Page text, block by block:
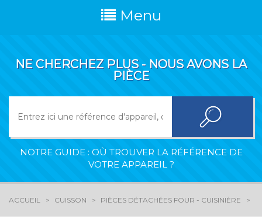
Menu
NE CHERCHEZ PLUS - NOUS AVONS LA
PIÈCE
NOTRE GUIDE : OÙ TROUVER LA RÉFÉRENCE DE
VOTRE APPAREIL ?
ACCUEIL CUISSON PIÈCES DÉTACHÉES FOUR - CUISINIÈRE